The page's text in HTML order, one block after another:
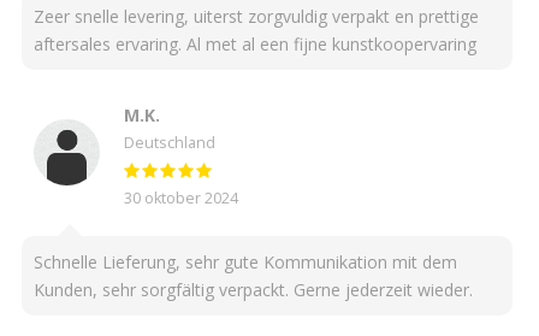
Zeer snelle levering, uiterst zorgvuldig verpakt en prettige
aftersales ervaring. Al met al een fijne kunstkoopervaring
M.K.
Deutschland
30 oktober 2024
Schnelle Lieferung, sehr gute Kommunikation mit dem
Kunden, sehr sorgfältig verpackt. Gerne jederzeit wieder.